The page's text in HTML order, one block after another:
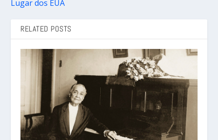
Lugar dos EUA
RELATED POSTS